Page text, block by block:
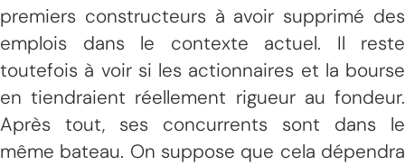
premiers constructeurs à avoir supprimé des
emplois dans le contexte actuel. Il reste
toutefois à voir si les actionnaires et la bourse
en tiendraient réellement rigueur au fondeur.
Après tout, ses concurrents sont dans le
même bateau. On suppose que cela dépendra